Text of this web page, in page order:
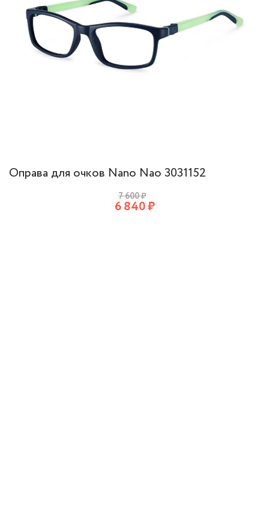
Оправа для очков Nano Nao 3031152
7 600₽
6 840₽